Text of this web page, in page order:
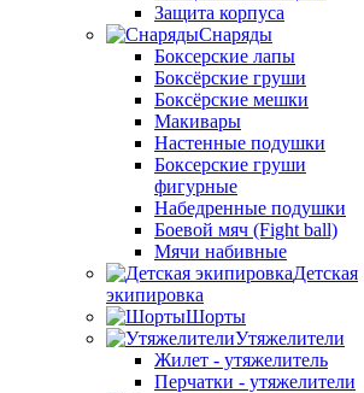
Защита корпуса
Снаряды
Боксерские лапы
Боксёрские груши
Боксёрские мешки
Макивары
Настенные подушки
Боксерские груши
фигурные
Набедренные подушки
Боевой мяч (Fight ball)
Мячи набивные
Детская
экипировка
Шорты
Утяжелители
Жилет - утяжелитель
Перчатки - утяжелители